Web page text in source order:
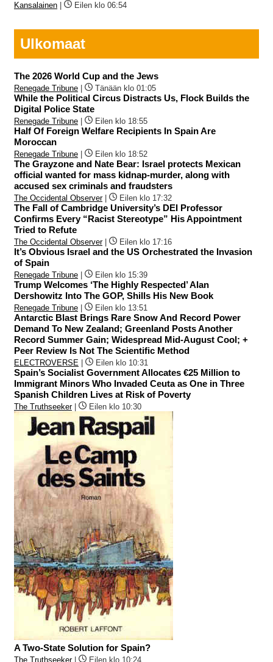
Kansalainen Eilen klo 06:54
Ulkomaat
The 2026 World Cup and the Jews
Renegade Tribune Tänään klo 01:05
While the Political Circus Distracts Us, Flock Builds the
Digital Police State
Renegade Tribune Eilen klo 18:55
Half Of Foreign Welfare Recipients In Spain Are
Moroccan
Renegade Tribune Eilen klo 18:52
The Grayzone and Nate Bear: Israel protects Mexican
official wanted for mass kidnap-murder, along with
accused sex criminals and fraudsters
The Occidental Observer| Eilen klo 17:32
The Fall of Cambridge University’s DEI Professor
Confirms Every “Racist Stereotype” His Appointment
Tried to Refute
The Occidental Observer| Eilen klo 17:16
It’s Obvious Israel and the US Orchestrated the Invasion
of Spain
Renegade Tribune Eilen klo 15:39
Trump Welcomes ‘The Highly Respected’ Alan
Dershowitz Into The GOP, Shills His New Book
Renegade Tribune Eilen klo 13:51
Antarctic Blast Brings Rare Snow And Record Power
Demand To New Zealand; Greenland Posts Another
Record Summer Gain; Widespread Mid-August Cool; +
Peer Review Is Not The Scientific Method
ELECTROVERSE Eilen klo 10:31
Spain’s Socialist Government Allocates €25 Million to
Immigrant Minors Who Invaded Ceuta as One in Three
Spanish Children Lives at Risk of Poverty
The Truthseeker| Eilen klo 10:30
A Two-State Solution for Spain?
The Truthseeker| Eilen klo 10:24